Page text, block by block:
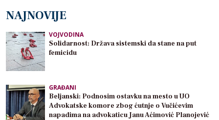
NAJNOVIJE
VOJVODINA
Solidarnost: Država sistemski da stane na put
femicidu
GRAĐANI
Beljanski: Podnosim ostavku na mesto u UO
Advokatske komore zbog ćutnje o Vučićevim
napadima na advokaticu Janu Aćimović Planojević